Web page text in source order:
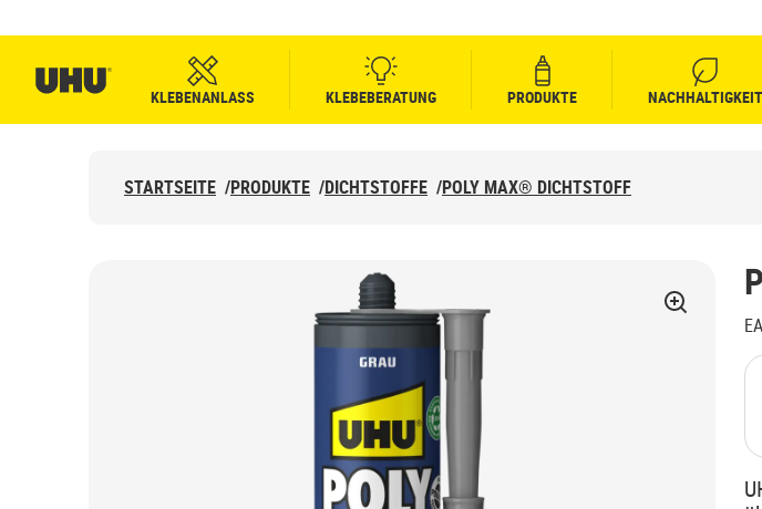
KLEBENANLASS KLEBEBERATUNG PRODUKTE NACHHALTIGKEIT
STARTSEITE /PRODUKTE /DICHTSTOFFE /POLY MAX® DICHTSTOFF